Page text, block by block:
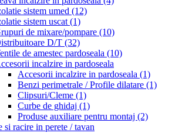
sistem umed (12)
sistem uscat (1)
de mixare/pompare (10)
D/T (32)
de amestec pardoseala (10)
incalzire in pardoseala
Accesorii incalzire in pardoseala (1)
Benzi perimetrale / Profile dilatare (1)
Clipsuri/Cleme (1)
Curbe de ghidaj (1)
Produse auxiliare pentru montaj (2)
si racire in perete / tavan